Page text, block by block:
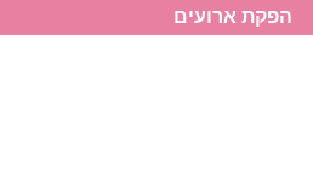
הפקת ארועים